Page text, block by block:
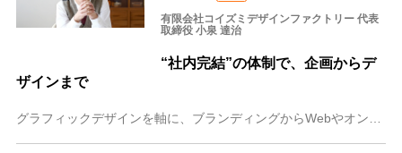
有限会社コイズミデザインファクトリー 代表
取締役 小泉 達治
“社内完結”の体制で、企画からデ
ザインまで